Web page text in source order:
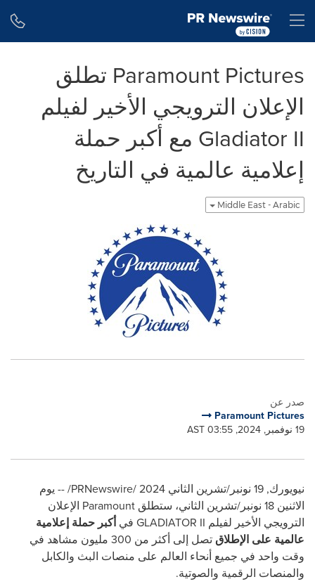
Paramount Pictures تطلق
الإعلان الترويجي الأخير لفيلم
Gladiator II مع أكبر حملة
إعلامية عالمية في التاريخ
Middle East - Arabic
صدر عن
Paramount Pictures
19 نوفمبر, 2024, 03:55 AST
نيويورك, 19 نونبر/تشرين الثاني 2024 /
PRNewswire/ -- يوم
الاثنين 18 نونبر/تشرين الثاني، ستطلق
Paramount الإعلان
الترويجي الأخير لفيلم GLADIATOR II فيأكبر حملة إعلامية
عالمية على الإطلاق
تصل إلى أكثر من 300 مليون مشاهد في
وقت واحد في جميع أنحاء العالم على منصات البث والكابل
والمنصات الرقمية والصوتية.